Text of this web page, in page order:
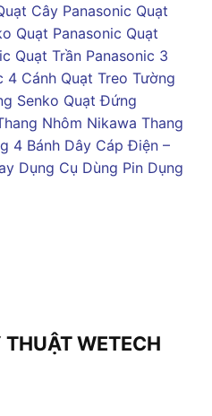
Cây Panasonic Quạt
Quạt Panasonic Quạt
Quạt Trần Panasonic 3
4 Cánh Quạt Treo Tường
Senko Quạt Đứng
Nhôm Nikawa Thang
4 Bánh Dây Cáp Điện –
Dụng Cụ Dùng Pin Dụng
WETECH